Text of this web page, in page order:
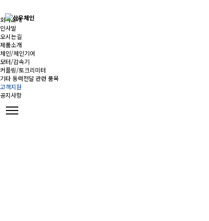
회사소개
인사말
오시는길
제품소개
체인/체인기어
모터/감속기
커플링/토크리미터
기타 동력전달 관련 품목
고객지원
공지사항